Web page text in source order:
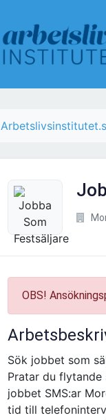
OBS!
Sök jobbet som
Pratar du flytande
jobbet SMS:ar
tid till